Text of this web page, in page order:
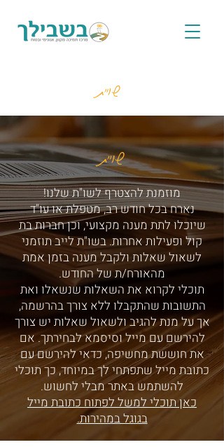
שו"ת
שו"ת
מוזמנת להצטרף לשו"ת שלנו!
נארח בכל חודש רב, מטפלת או עו"ד
שיוכלו לתת מענה מקצועי, וכן חברות בת
קול ופעילות אחרות. בשו"ת לייב תוזמני
לשאול שאלות ולקבל מענה בזמן אמת
מהאורח/ת של החודש.
תוכלי לקרוא את השאלות שנשאלו ואת
התשובות שהתקבלו ללא צורך בהרשמה,
אך על מנת להגיב ולשאול שאלות יש צורך
להירשם עם מייל וסיסמא לבחירתך. אם
את חוששת מחשיפה, כדאי להירשם עם
כתובת מייל שתפתחי לך במיוחד, כך תוכלי
להשתמש באתר מבלי לחשוש.
כאן תוכלי למשל לפתוח כתובת מייל
בגוגל במהירות.